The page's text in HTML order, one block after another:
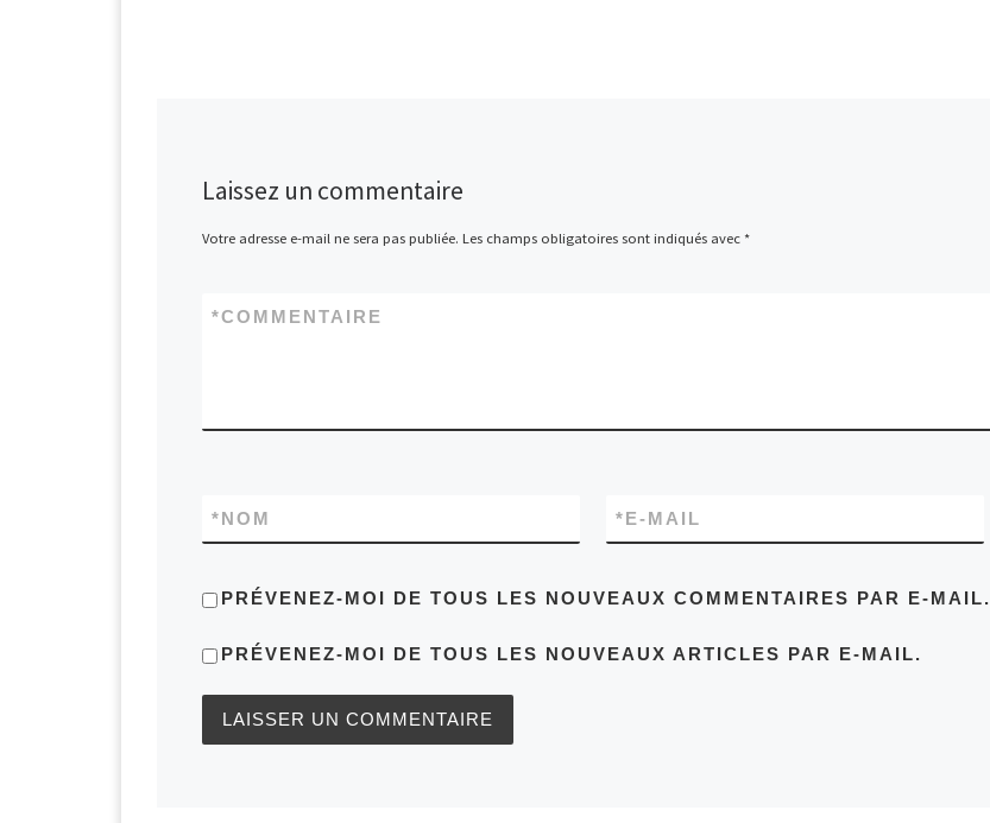
Laissez un commentaire
Votre adresse e-mail ne sera pas publiée. Les champs obligatoires sont indiqués avec *
COMMENTAIRE
*
NOM
* E-MAIL
*
PRÉVENEZ-MOI DE TOUS LES NOUVEAUX COMMENTAIRES PAR E-MAIL.
PRÉVENEZ-MOI DE TOUS LES NOUVEAUX ARTICLES PAR E-MAIL.